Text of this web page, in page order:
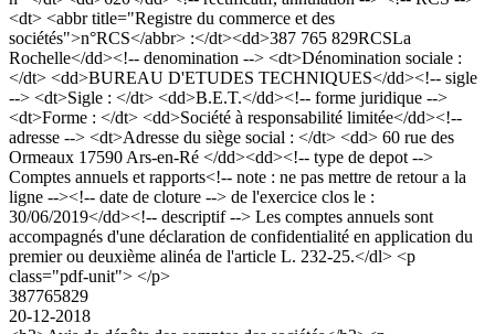
<dt> <abbr title="Registre du commerce et des
sociétés">n°RCS</abbr> :</dt><dd>387 765 829RCSLa
Rochelle</dd><!-- denomination --> <dt>Dénomination sociale :
</dt> <dd>BUREAU D'ETUDES TECHNIQUES</dd><!-- sigle
--> <dt>Sigle : </dt> <dd>B.E.T.</dd><!-- forme juridique -->
<dt>Forme : </dt> <dd>Société à responsabilité limitée</dd><!--
adresse --> <dt>Adresse du siège social : </dt> <dd> 60 rue des
Ormeaux 17590 Ars-en-Ré </dd><dd><!-- type de depot -->
Comptes annuels et rapports<!-- note : ne pas mettre de retour a la
ligne --><!-- date de cloture --> de l'exercice clos le :
30/06/2019</dd><!-- descriptif --> Les comptes annuels sont
accompagnés d'une déclaration de confidentialité en application du
premier ou deuxième alinéa de l'article L. 232-25.</dl> <p
class="pdf-unit"> </p>
387765829
20-12-2018